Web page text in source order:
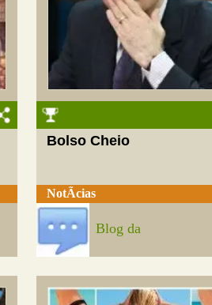
Bolso Cheio
NotÃ­cias
Blog da